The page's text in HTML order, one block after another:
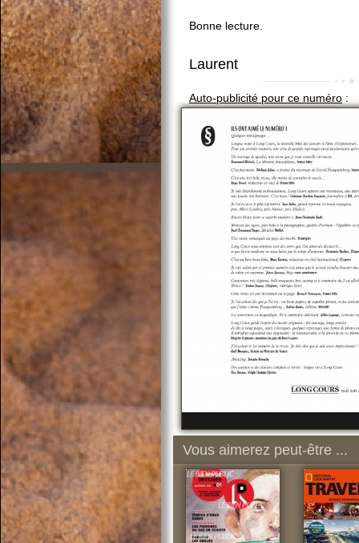
Bonne lecture.
Laurent
Auto-publicité pour ce numéro :
Vous aimerez peut-être ...